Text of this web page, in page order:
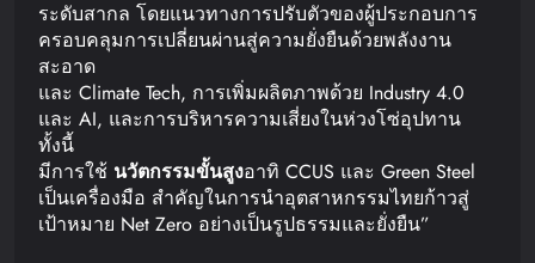
ระดับสากล โดยแนวทางการปรับตัวของผู้ประกอบการ
ครอบคลุมการเปลี่ยนผ่านสู่ความยั่งยืนด้วยพลังงาน
สะอาด
และ Climate Tech, การเพิ่มผลิตภาพด้วย Industry 4.0
และ AI, และการบริหารความเสี่ยงในห่วงโซ่อุปทาน
ทั้งนี้
มีการใช้ นวัตกรรมขั้นสูงอาทิ CCUS และ Green Steel
เป็นเครื่องมือ สำคัญในการนำอุตสาหกรรมไทยก้าวสู่
เป้าหมาย Net Zero อย่างเป็นรูปธรรมและยั่งยืน”